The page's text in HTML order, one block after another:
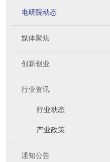
电研院动态
媒体聚焦
创新创业
行业资讯
行业动态
产业政策
通知公告